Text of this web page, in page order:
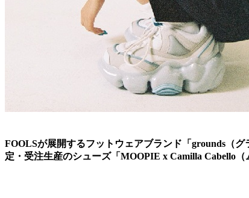
FOOLSが展開するフットウェアブランド「grounds（
定・受注生産のシューズ「MOOPIE x Camilla Cabello